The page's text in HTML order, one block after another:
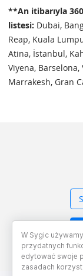
**An itibarıyla
listesi: Dubai,
Reap, Kuala
Atina, İstanbul,
Viyena,
Marrakesh, Gran
W Sygic
przydatnych
edytować swoje
zasadach